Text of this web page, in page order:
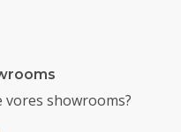
showrooms?